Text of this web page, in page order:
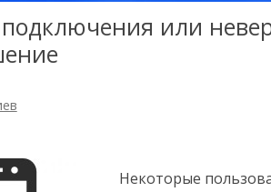
или
Некоторые